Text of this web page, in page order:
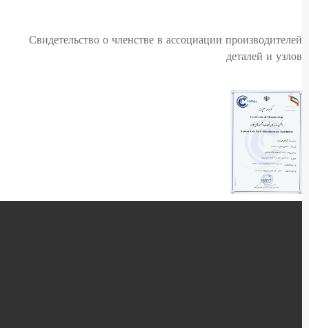
Свидетельство о членстве в ассоциации производителей
деталей и узлов